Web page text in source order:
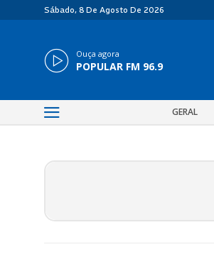
Sábado, 8 De Agosto De 2026
Ouça agora
POPULAR FM 96.9
GERAL